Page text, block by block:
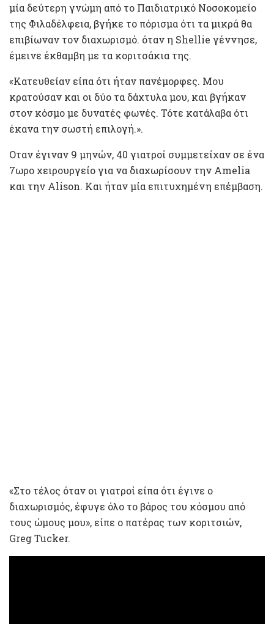
μία δεύτερη γνώμη από το Παιδιατρικό Νοσοκομείο
της Φιλαδέλφεια, βγήκε το πόρισμα ότι τα μικρά θα
επιβίωναν τον διαχωρισμό. όταν η Shellie γέννησε,
έμεινε έκθαμβη με τα κοριτσάκια της.
«Κατευθείαν είπα ότι ήταν πανέμορφες. Μου
κρατούσαν και οι δύο τα δάχτυλα μου, και βγήκαν
στον κόσμο με δυνατές φωνές. Τότε κατάλαβα ότι
έκανα την σωστή επιλογή.».
Οταν έγιναν 9 μηνών, 40 γιατροί συμμετείχαν σε ένα
7ωρο χειρουργείο για να διαχωρίσουν την Amelia
και την Alison. Και ήταν μία επιτυχημένη επέμβαση.
«Στο τέλος όταν οι γιατροί είπα ότι έγινε ο
διαχωρισμός, έφυγε όλο το βάρος του κόσμου από
τους ώμους μου», είπε ο πατέρας των κοριτσιών,
Greg Tucker.